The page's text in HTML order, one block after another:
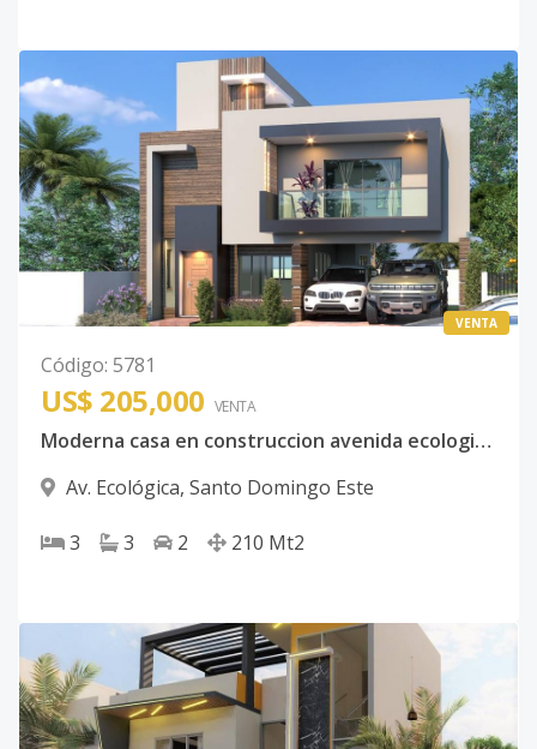
VENTA
Código: 5781
US$ 205,000 VENTA
Moderna casa en construccion avenida ecologica Farallon
Av. Ecológica, Santo Domingo Este
3 3 2 210 Mt2